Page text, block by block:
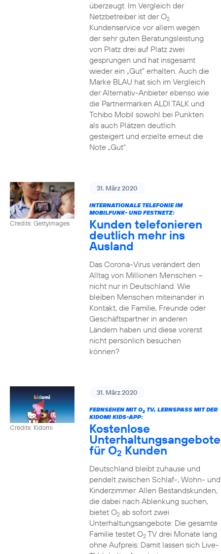
überzeugt. Im Vergleich der
Netzbetreiber ist der O2
Kundenservice vor allem wegen
der sehr guten Beratungsleistung
von Platz drei auf Platz zwei
gesprungen und hat insgesamt
wieder ein „Gut“ erhalten. Auch die
Marke BLAU hat sich im Vergleich
der Alternativ-Anbieter ebenso wie
die Partnermarken ALDI TALK und
Tchibo Mobil sowohl bei Punkten
als auch Plätzen deutlich
gesteigert und erzielte erneut die
Note „Gut“.
Credits: Gettyimages
31. März 2020
INTERNATIONALE TELEFONIE IM
MOBILFUNK- UND FESTNETZ:
Kunden telefonieren
deutlich mehr ins
Ausland
Das Corona-Virus verändert den
Alltag von Millionen Menschen –
nicht nur in Deutschland. Wie
bleiben Menschen miteinander in
Kontakt, die Familie, Freunde oder
Geschäftspartner in anderen
Ländern haben und diese vorerst
nicht persönlich besuchen
können?
Credits: Kidomi
31. März 2020
FERNSEHEN MIT O2TV, LERNSPASS MIT DER K
IDOMI KIDS-APP:
Kostenlose
Unterhaltungsangebote
für O2 Kunden
Deutschland bleibt zuhause und
pendelt zwischen Schlaf-, Wohn- und
Kinderzimmer. Allen Bestandskunden,
die dabei nach Ablenkung suchen,
bietet O2ab sofort zwei
Unterhaltungsangebote: Die gesamte
Familie testet O2TV drei Monate lang
ohne Aufpreis: Damit lassen sich Live-